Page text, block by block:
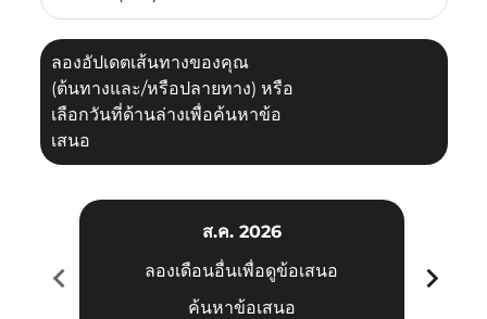
ลองอัปเดตเส้นทางของคุณ
(ต้นทางและ/หรือปลายทาง) หรือ
เลือกวันที่ด้านล่างเพื่อค้นหาข้อ
เสนอ
chevron_left
ส.ค. 2026
ลองเดือนอื่นเพื่อดูข้อเสนอ
ค้นหาข้อเสนอ
chevron_right